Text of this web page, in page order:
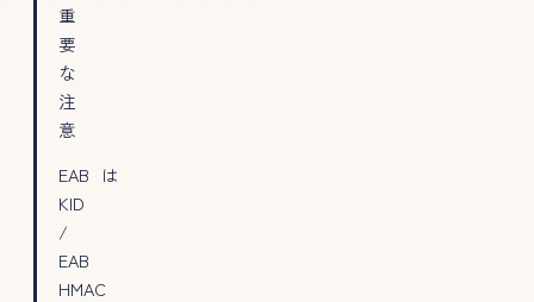
重
要
な
注
意
EAB
KID
/
EAB
HMAC
は